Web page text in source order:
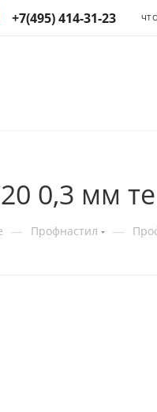
+7(495) 414-31-23
0,3 мм
— Профнастил —